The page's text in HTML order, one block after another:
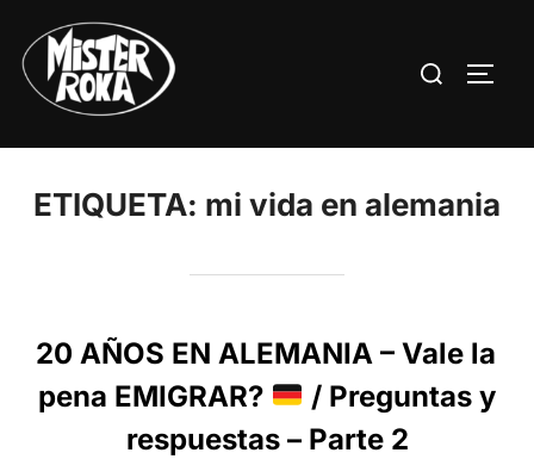
contenido
Buscar:
ETIQUETA: mi vida en alemania
20 AÑOS EN ALEMANIA – Vale la
pena EMIGRAR?
/ Preguntas y
respuestas – Parte 2